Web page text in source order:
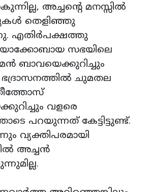
അച്ചന്റെ മനസ്സിൽ
തെളിഞ്ഞു
എതിർപക്ഷത്തു
യാക്കോബായ സഭയിലെ
ബാവയെക്കുറിച്ചും
ചുമതല
വളരെ
പറയുന്നത് കേട്ടിട്ടുണ്ട്.
വ്യക്തിപരമായി
അച്ചൻ